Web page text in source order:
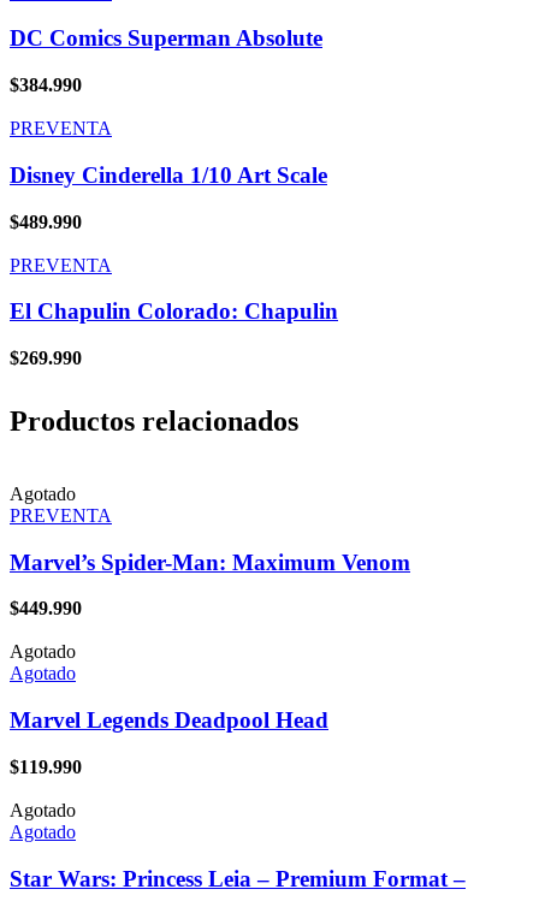
DC Comics Superman Absolute
$384.990
PREVENTA
Disney Cinderella 1/10 Art Scale
$489.990
PREVENTA
El Chapulin Colorado: Chapulin
$269.990
Productos relacionados
Agotado
PREVENTA
Marvel’s Spider-Man: Maximum Venom
$449.990
Agotado
Agotado
Marvel Legends Deadpool Head
$119.990
Agotado
Agotado
Star Wars: Princess Leia – Premium Format –